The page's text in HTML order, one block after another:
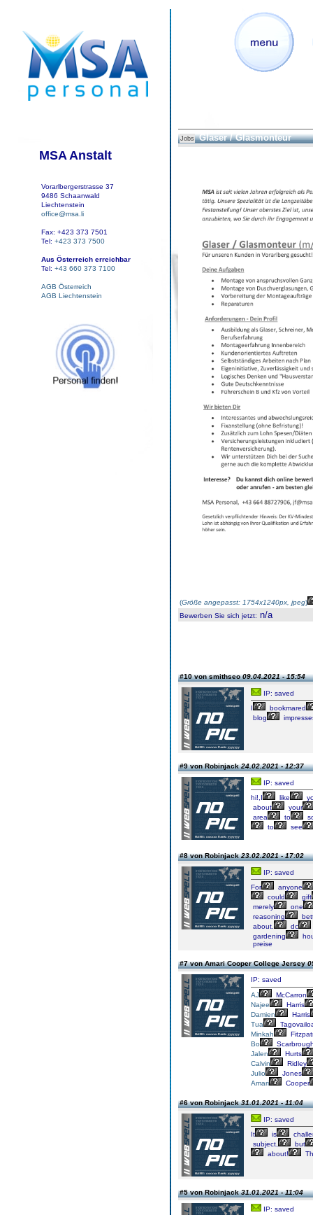
MSA Anstalt
Vorarlbergerstrasse 37
9486 Schaanwald
Liechtenstein
office@msa.li
Fax: +423 373 7501
Tel: +423 373 7500
Aus Österreich erreichbar
Tel: +43 660 373 7100
AGB Österreich
AGB Liechtenstein
Jobs Glaser / Glasmonteur
(Größe angepasst: 1754x1240px, jpeg)
Bewerben Sie sich jetzt: n/a
#10 von smithseo09.04.2021 - 15:54
IP: saved
I
bookmared
blog
#9 von Robinjack24.02.2021 - 12:37
IP: saved
hi!,I
like
about
your
area
to
to
see
#8 von Robinjack23.02.2021 - 17:02
IP: saved
For
anyone
could
gift
merely
one
reasoning
about.
dc
gardening
preise
#7 von Amari Cooper College Jersey
IP: saved
AJ
McCarron
Najee
Harris
Damien
Harris
Tua
Minkah
Bo
Jalen
Hurts
Calvin
Ridley
Julio
Jones
Amari
Cooper
#6 von Robinjack31.01.2021 - 11:04
IP: saved
It
is
subject,
but
about!
#5 von Robinjack31.01.2021 - 11:04
IP: saved